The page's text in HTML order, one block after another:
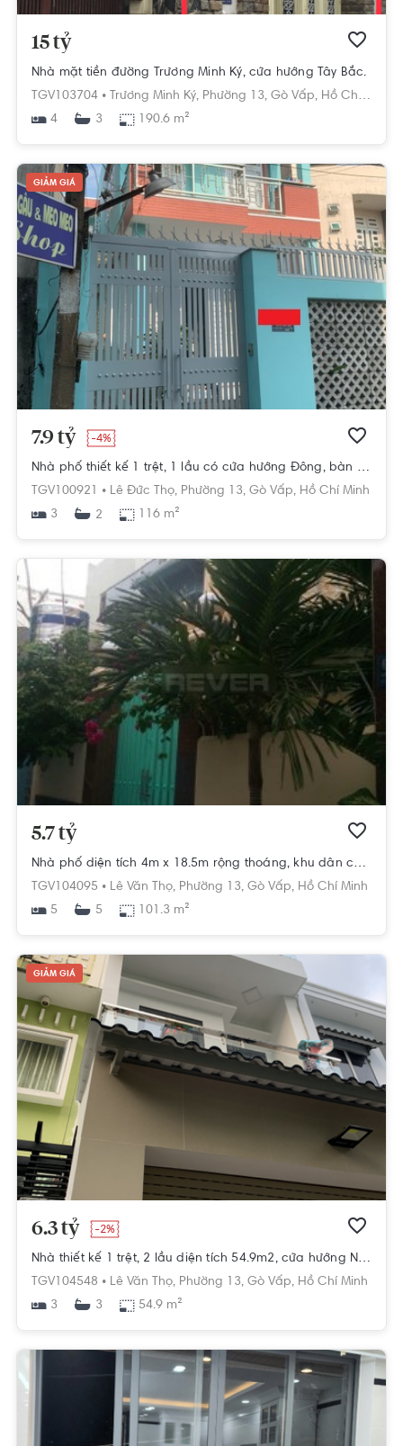
15 tỷ
Nhà mặt tiền đường Trương Minh Ký, cửa hướng Tây Bắc.
TGV103704 • Trương Minh Ký, Phường 13, Gò Vấp, Hồ Chí Minh
4
3 190.6 m²
GIẢM GIÁ
7.9 tỷ -4%
Nhà phố thiết kế 1 trệt, 1 lầu có cửa hướng Đông, bàn giao không có nội thất.
TGV100921 • Lê Đức Thọ, Phường 13, Gò Vấp, Hồ Chí Minh
3
2 116 m²
5.7 tỷ
Nhà phố diện tích 4m x 18.5m rộng thoáng, khu dân cư lâu đời.
TGV104095 • Lê Văn Thọ, Phường 13, Gò Vấp, Hồ Chí Minh
5
5 101.3 m²
GIẢM GIÁ
6.3 tỷ -2%
Nhà thiết kế 1 trệt, 2 lầu diện tích 54.9m2, cửa hướng Nam mát mẻ.
TGV104548 • Lê Văn Thọ, Phường 13, Gò Vấp, Hồ Chí Minh
3
3 54.9 m²